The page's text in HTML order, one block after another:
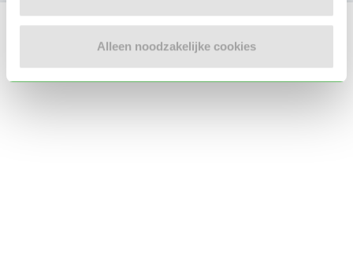
Alleen noodzakelijke cookies
Locatie oppasadres (Dordrecht)